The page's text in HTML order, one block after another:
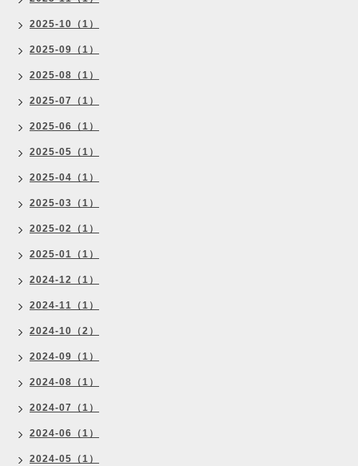
2025-10（1）
2025-09（1）
2025-08（1）
2025-07（1）
2025-06（1）
2025-05（1）
2025-04（1）
2025-03（1）
2025-02（1）
2025-01（1）
2024-12（1）
2024-11（1）
2024-10（2）
2024-09（1）
2024-08（1）
2024-07（1）
2024-06（1）
2024-05（1）